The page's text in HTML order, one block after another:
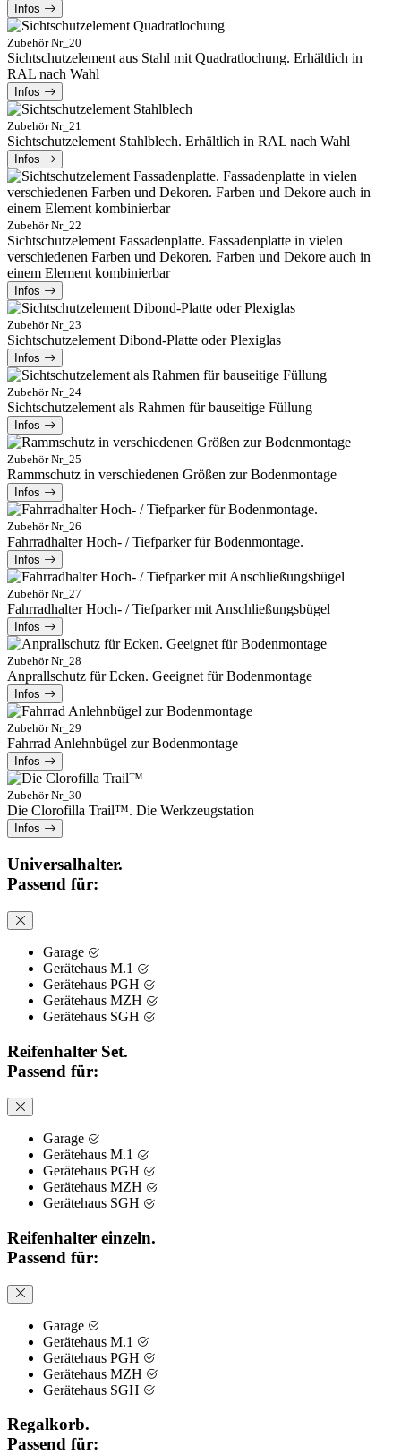
Infos
Zubehör Nr_20
Sichtschutzelement aus Stahl mit Quadratlochung. Erhältlich in
RAL nach Wahl
Infos
Zubehör Nr_21
Sichtschutzelement Stahlblech. Erhältlich in RAL nach Wahl
Infos
Zubehör Nr_22
Sichtschutzelement Fassadenplatte. Fassadenplatte in vielen
verschiedenen Farben und Dekoren. Farben und Dekore auch in
einem Element kombinierbar
Infos
Zubehör Nr_23
Sichtschutzelement Dibond-Platte oder Plexiglas
Infos
Zubehör Nr_24
Sichtschutzelement als Rahmen für bauseitige Füllung
Infos
Zubehör Nr_25
Rammschutz in verschiedenen Größen zur Bodenmontage
Infos
Zubehör Nr_26
Fahrradhalter Hoch- / Tiefparker für Bodenmontage.
Infos
Zubehör Nr_27
Fahrradhalter Hoch- / Tiefparker mit Anschließungsbügel
Infos
Zubehör Nr_28
Anprallschutz für Ecken. Geeignet für Bodenmontage
Infos
Zubehör Nr_29
Fahrrad Anlehnbügel zur Bodenmontage
Infos
Zubehör Nr_30
Die Clorofilla Trail™. Die Werkzeugstation
Infos
Universalhalter.
Passend für:
Garage
Gerätehaus M.1
Gerätehaus PGH
Gerätehaus MZH
Gerätehaus SGH
Reifenhalter Set.
Passend für:
Garage
Gerätehaus M.1
Gerätehaus PGH
Gerätehaus MZH
Gerätehaus SGH
Reifenhalter einzeln.
Passend für:
Garage
Gerätehaus M.1
Gerätehaus PGH
Gerätehaus MZH
Gerätehaus SGH
Regalkorb.
Passend für: